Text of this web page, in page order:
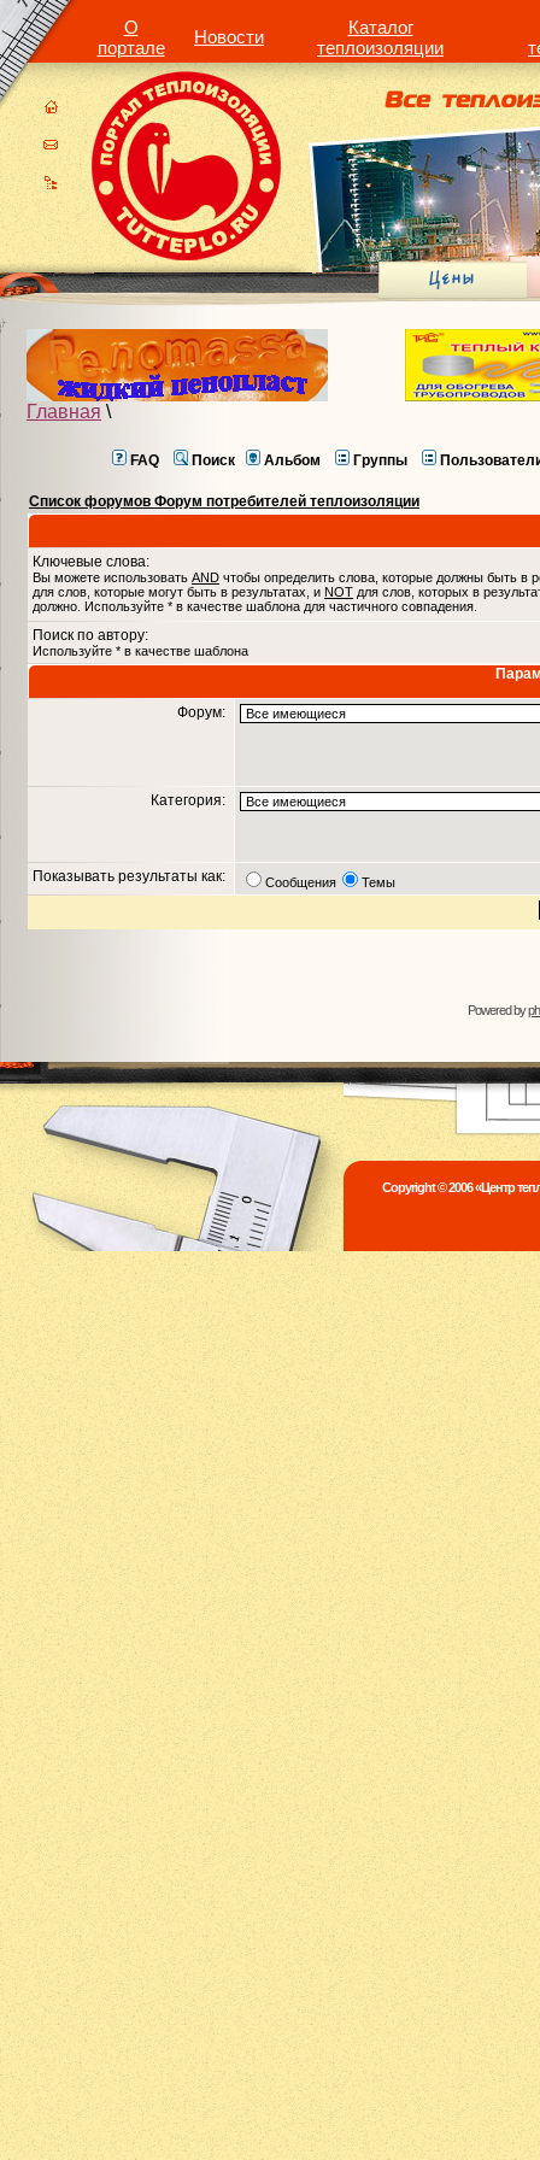
О
портале
Новости
Каталог
теплоизоляции
Главная \
FAQ Поиск Альбом Группы
Список форумов Форум потребителей теплоизоляции
Ключевые слова:
Вы можете использовать AND чтобы определить слова, которые должны быть в
для слов, которые могут быть в результатах, и NOT для слов, которых в
должно. Используйте * в качестве шаблона для частичного совпадения.
Поиск по автору:
Используйте * в качестве шаблона
Форум:
Категория:
Показывать результаты как: Сообщения Темы
Powered by
Copyright © 2006 «Центр